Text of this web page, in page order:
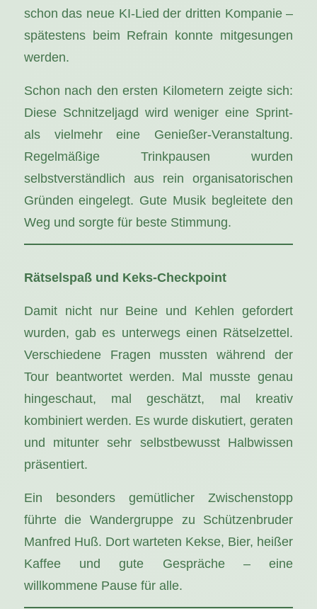
schon das neue KI-Lied der dritten Kompanie –
spätestens beim Refrain konnte mitgesungen
werden.
Schon nach den ersten Kilometern zeigte sich:
Diese Schnitzeljagd wird weniger eine Sprint-
als vielmehr eine Genießer-Veranstaltung.
Regelmäßige Trinkpausen wurden
selbstverständlich aus rein organisatorischen
Gründen eingelegt. Gute Musik begleitete den
Weg und sorgte für beste Stimmung.
Rätselspaß und Keks-Checkpoint
Damit nicht nur Beine und Kehlen gefordert
wurden, gab es unterwegs einen Rätselzettel.
Verschiedene Fragen mussten während der
Tour beantwortet werden. Mal musste genau
hingeschaut, mal geschätzt, mal kreativ
kombiniert werden. Es wurde diskutiert, geraten
und mitunter sehr selbstbewusst Halbwissen
präsentiert.
Ein besonders gemütlicher Zwischenstopp
führte die Wandergruppe zu Schützenbruder
Manfred Huß. Dort warteten Kekse, Bier, heißer
Kaffee und gute Gespräche – eine
willkommene Pause für alle.